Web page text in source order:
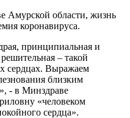
Амурской области, жизнь
коронавируса.
принципиальная и
– такой
сердцах. Выражаем
близким
- в Минздраве
«человеком
сердца».